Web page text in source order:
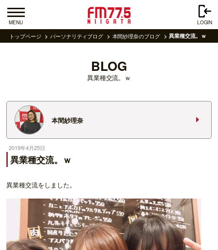
MENU LOGIN
トップページ パーソナリティブログ 本間紗理奈のブログ 異業種交流。ｗ
BLOG
異業種交流。ｗ
本間紗理奈
2019年4月25日
異業種交流。ｗ
異業種交流をしました。